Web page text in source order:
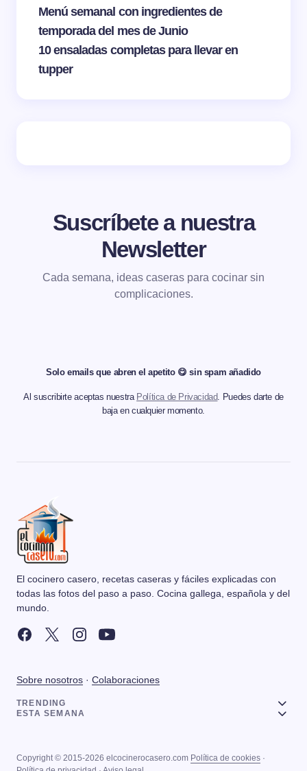
Menú semanal con ingredientes de
temporada del mes de Junio
10 ensaladas completas para llevar en
tupper
Suscríbete a nuestra
Newsletter
Cada semana, ideas caseras para cocinar sin
complicaciones.
Solo emails que abren el apetito 😋 sin spam añadido
Al suscribirte aceptas nuestra Política de Privacidad. Puedes darte de
baja en cualquier momento.
El cocinero casero, recetas caseras y fáciles explicadas con
todas las fotos del paso a paso. Cocina gallega, española y del
mundo.
Sobre nosotros · Colaboraciones
TRENDING
ESTA SEMANA
Copyright © 2015-2026 elcocinerocasero.com Política de cookies ·